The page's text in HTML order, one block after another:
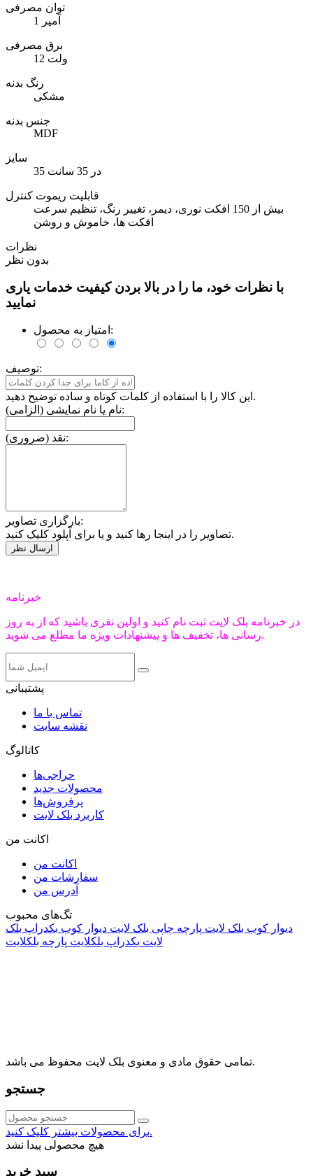
توان مصرفی
1 آمپر
برق مصرفی
12 ولت
رنگ بدنه
مشکی
جنس بدنه
MDF
سایز
35 در 35 سانت
قابلیت ریموت کنترل
بیش از 150 افکت نوری، دیمر، تغییر رنگ، تنظیم سرعت
افکت ها، خاموش و روشن
نظرات
بدون نظر
با نظرات خود، ما را در بالا بردن کیفیت خدمات یاری
نمایید
امتیاز به محصول:
توصیف:
این کالا را با استفاده از کلمات کوتاه و ساده توضیح دهید.
نام یا نام نمایشی (الزامی):
نقد (ضروری):
بارگزاری تصاویر:
تصاویر را در اینجا رها کنید و یا برای آپلود کلیک کنید.
خبرنامه
در خبرنامه بلک لایت ثبت نام کنید و اولین نفری باشید که از به روز
رسانی ها، تخفیف ها و پیشنهادات ویژه ما مطلع می شوید.
پشتیبانی
تماس با ما
نقشه سایت
کاتالوگ
حراجی‌ها
محصولات جدید
پرفروش‌ها
کاربرد بلک لایت
اکانت من
اکانت من
سفارشات من
آدرس من
تگ‌های محبوب
دیوار کوب بلک لایت پارچه چاپی بلک لایت دیوار کوب بکدراپ بلک
لایت بکدراپ بلکلایت پارچه بلکلایت
تمامی حقوق مادی و معنوی بلک لایت محفوظ می باشد.
جستجو
برای محصولات بیشتر کلیک کنید.
هیچ محصولی پیدا نشد
سبد خرید